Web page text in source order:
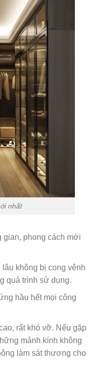
nhất
gian, phong cách mới
không bị cong vênh
quá trình sử dụng.
hầu hết mọi công
rất khó vỡ. Nếu gặp
mảnh kính không
làm sát thương cho